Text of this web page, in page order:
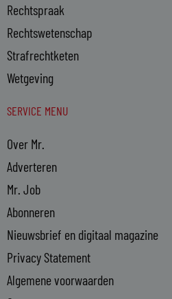
Rechtspraak
Rechtswetenschap
Strafrechtketen
Wetgeving
SERVICE MENU
Over Mr.
Adverteren
Mr. Job
Abonneren
Nieuwsbrief en digitaal magazine
Privacy Statement
Algemene voorwaarden